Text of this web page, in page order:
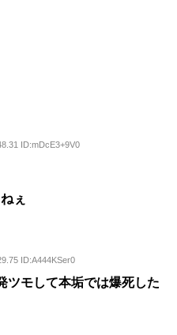
ID:mDcE3+9V0
ぇ
ID:A444KSer0
ツモして本垢では爆死した